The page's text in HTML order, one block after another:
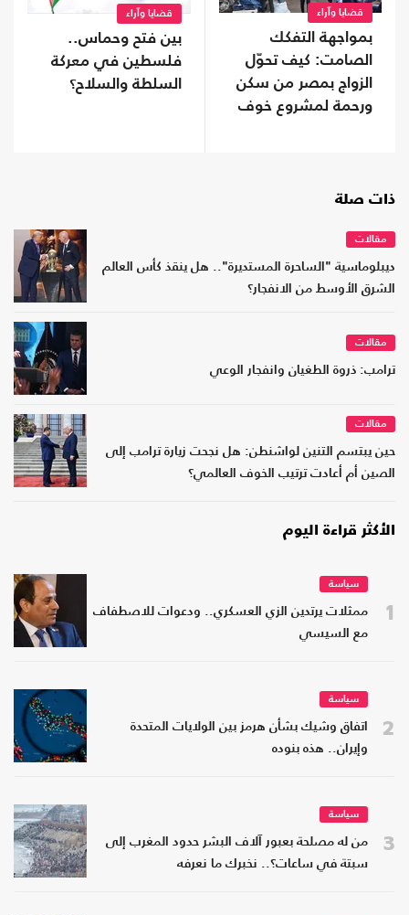
قضايا وآراء
بمواجهة التفكك
الصامت: كيف تحوّل
الزواج بمصر من سكن
ورحمة لمشروع خوف
قضايا وآراء
بين فتح وحماس..
فلسطين في معركة
السلطة والسلاح؟
ذات صلة
مقالات
ديبلوماسية "الساحرة المستديرة".. هل ينقذ كأس العالم
الشرق الأوسط من الانفجار؟
مقالات
ترامب: ذروة الطغيان وانفجار الوعي
مقالات
حين يبتسم التنين لواشنطن: هل نجحت زيارة ترامب إلى
الصين أم أعادت ترتيب الخوف العالمي؟
الأكثر قراءة اليوم
1
سياسة
ممثلات يرتدين الزي العسكري.. ودعوات للاصطفاف
مع السيسي
2
سياسة
اتفاق وشيك بشأن هرمز بين الولايات المتحدة
وإيران.. هذه بنوده
3
سياسة
من له مصلحة بعبور آلاف البشر حدود المغرب إلى
سبتة في ساعات؟.. نخبرك ما نعرفه